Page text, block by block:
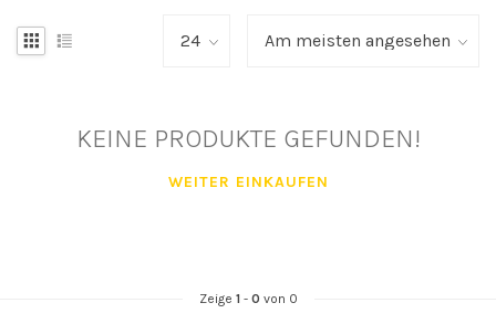
KEINE PRODUKTE GEFUNDEN!
WEITER EINKAUFEN
Zeige 1- 0 von 0